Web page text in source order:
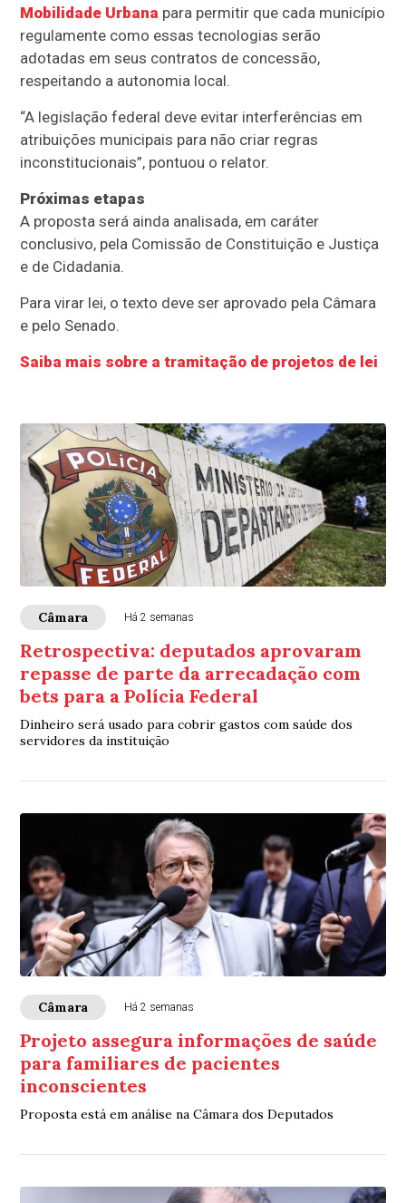
Mobilidade Urbana para permitir que cada município
regulamente como essas tecnologias serão
adotadas em seus contratos de concessão,
respeitando a autonomia local.
“A legislação federal deve evitar interferências em
atribuições municipais para não criar regras
inconstitucionais”, pontuou o relator.
Próximas etapas
A proposta será ainda analisada, em caráter
conclusivo, pela Comissão de Constituição e Justiça
e de Cidadania.
Para virar lei, o texto deve ser aprovado pela Câmara
e pelo Senado.
Saiba mais sobre a tramitação de projetos de lei
Câmara Há 2 semanas
Retrospectiva: deputados aprovaram
repasse de parte da arrecadação com
bets para a Polícia Federal
Dinheiro será usado para cobrir gastos com saúde dos
servidores da instituição
Câmara Há 2 semanas
Projeto assegura informações de saúde
para familiares de pacientes
inconscientes
Proposta está em análise na Câmara dos Deputados